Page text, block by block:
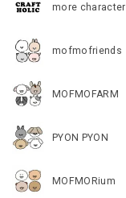
more character
mofmofriends
MOFMOFARM
PYON PYON
MOFMORium